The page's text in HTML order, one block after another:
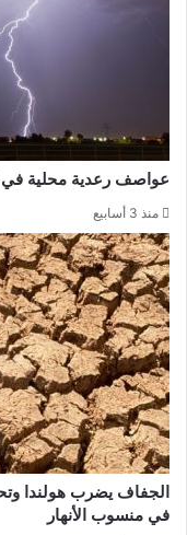
عواصف رعدية محلية في
منذ 3 أسابيع
الجفاف يضرب هولندا
في منسوب الأنهار